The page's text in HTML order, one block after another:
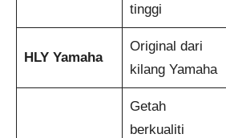
tinggi
HLY Yamaha
Original dari
kilang Yamaha
Getah
berkualiti